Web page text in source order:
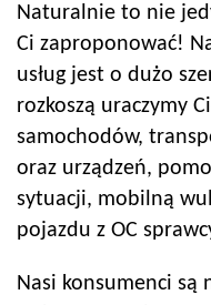
Naturalnie to nie
Ci zaproponować!
usług jest o dużo
rozkoszą uraczymy
samochodów,
oraz urządzeń,
sytuacji, mobilną
pojazdu z OC
Nasi konsumenci są